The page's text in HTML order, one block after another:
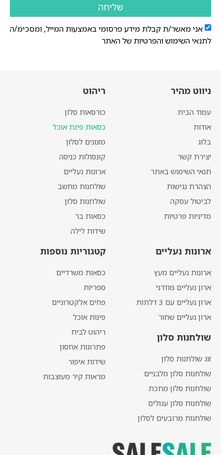
אני מאשר/ת קבלת מידע פרסומי באמצעות המייל, ומסכימ/ה
לתנאי השימוש והפרטיות של האתר
שליחה
ניווט מהיר
עמוד הבית
אודות
בלוג
יצירת קשר
תנאי השימוש באתר
הצהרת נגישות
לביטול עסקה
מדיניות פרטיות
ריהוט
כורסאות סלון
כסאות פינת אוכל
מזנונים לסלון
קונסולות כניסה
ארונות נעליים
שולחנות מחשב
שולחנות סלון
כסאות בר
שידות לילה
ארונות נעליים
ארונות נעליים מעץ
ארון נעליים מודרני
ארון נעליים עם 3 דלתות
ארון נעליים שחור
שולחנות סלון
זוג שולחנות סלון
שולחנות סלון מלבניים
שולחנות סלון מתכת
שולחנות סלון עגולים
שולחנות מרובעים לסלון
קטגוריות נוספות
כסאות משרדיים
ספריות
פחים אלקטרוניים
פינות אוכל
ריהוט לבית
פתרונות אחסון
שידות איפור
מראות קיר מעוצבות